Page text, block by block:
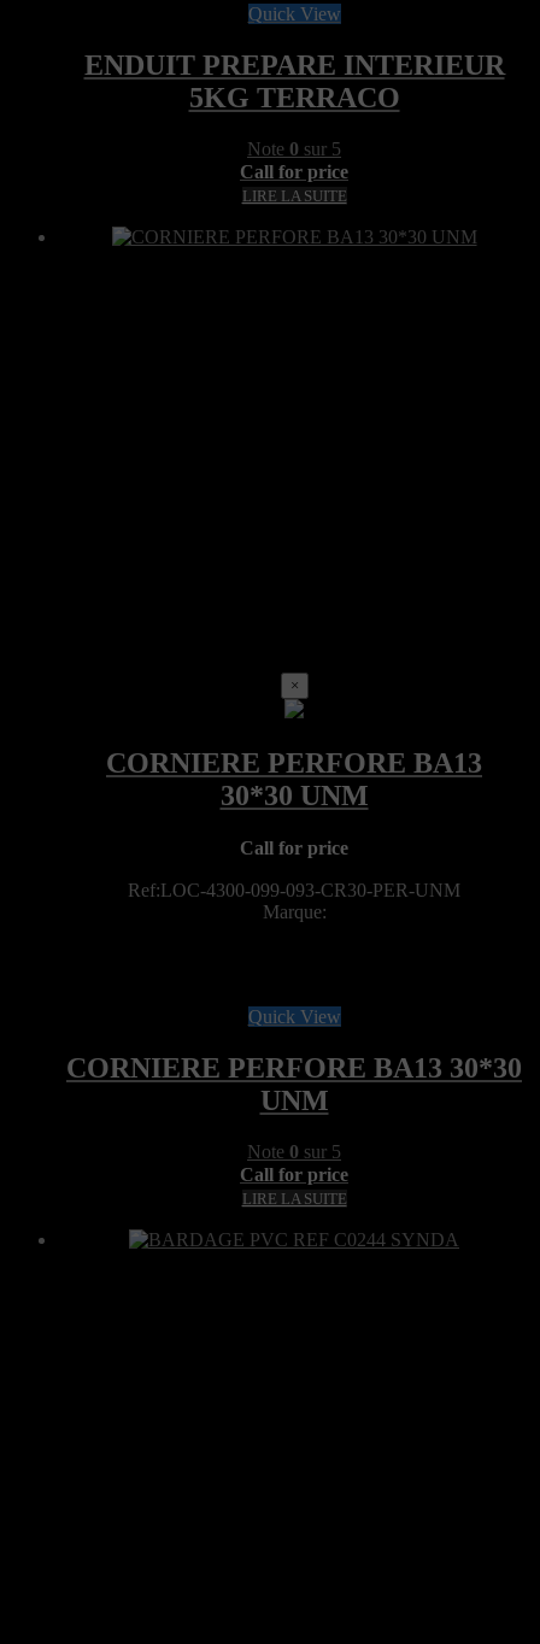
Quick View
ENDUIT PREPARE INTERIEUR
5KG TERRACO
Note 0 sur 5
Call for price
LIRE LA SUITE
×
Call for price
Ref:LOC-4300-099-093-CR30-PER-UNM
Marque:
Quick View
CORNIERE PERFORE BA13 30*30
UNM
Note 0 sur 5
Call for price
LIRE LA SUITE